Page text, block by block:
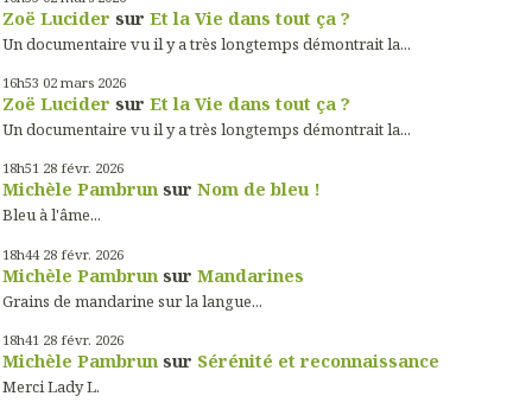
Zoë Lucider sur Et la Vie dans tout ça ?
Un documentaire vu il y a très longtemps démontrait la...
16h53 02 mars 2026
Zoë Lucider sur Et la Vie dans tout ça ?
Un documentaire vu il y a très longtemps démontrait la...
18h51 28 févr. 2026
Michèle Pambrun sur Nom de bleu !
Bleu à l'âme...
18h44 28 févr. 2026
Michèle Pambrun sur Mandarines
Grains de mandarine sur la langue...
18h41 28 févr. 2026
Michèle Pambrun sur Sérénité et reconnaissance
Merci Lady L.